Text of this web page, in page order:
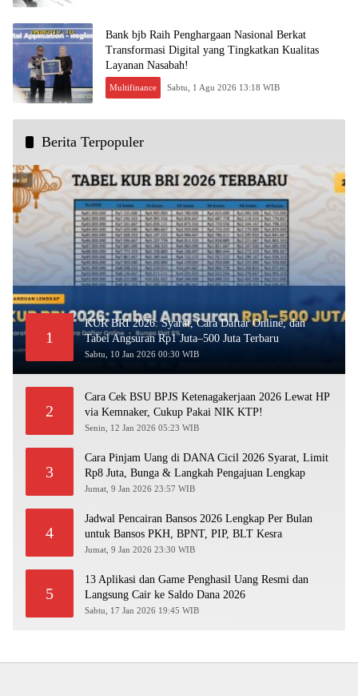
Bank bjb Raih Penghargaan Nasional Berkat
Transformasi Digital yang Tingkatkan Kualitas
Layanan Nasabah!
Multifinance Sabtu, 1 Agu 2026 13:18 WIB
Berita Terpopuler
1
KUR BRI 2026: Syarat, Cara Daftar Online, dan
Tabel Angsuran Rp1 Juta–500 Juta Terbaru
Sabtu, 10 Jan 2026 00:30 WIB
2
Cara Cek BSU BPJS Ketenagakerjaan 2026 Lewat HP
via Kemnaker, Cukup Pakai NIK KTP!
Senin, 12 Jan 2026 05:23 WIB
3
Cara Pinjam Uang di DANA Cicil 2026 Syarat, Limit
Rp8 Juta, Bunga & Langkah Pengajuan Lengkap
Jumat, 9 Jan 2026 23:57 WIB
4
Jadwal Pencairan Bansos 2026 Lengkap Per Bulan
untuk Bansos PKH, BPNT, PIP, BLT Kesra
Jumat, 9 Jan 2026 23:30 WIB
5
13 Aplikasi dan Game Penghasil Uang Resmi dan
Langsung Cair ke Saldo Dana 2026
Sabtu, 17 Jan 2026 19:45 WIB